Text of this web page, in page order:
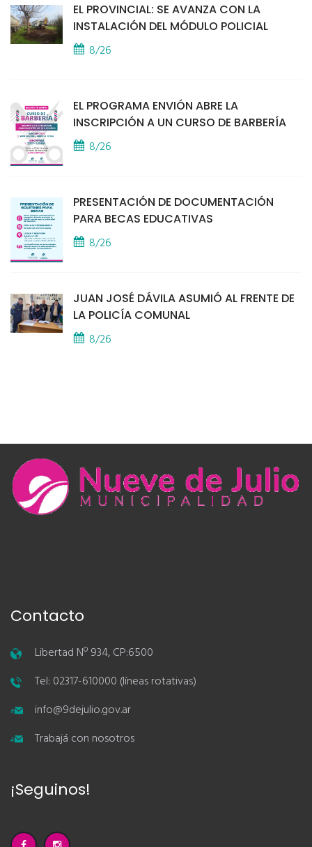
EL PROVINCIAL: SE AVANZA CON LA
INSTALACIÓN DEL MÓDULO POLICIAL
8/26
EL PROGRAMA ENVIÓN ABRE LA
INSCRIPCIÓN A UN CURSO DE BARBERÍA
8/26
PRESENTACIÓN DE DOCUMENTACIÓN
PARA BECAS EDUCATIVAS
8/26
JUAN JOSÉ DÁVILA ASUMIÓ AL FRENTE DE
LA POLICÍA COMUNAL
8/26
Contacto
Libertad Nº 934, CP:6500
Tel: 02317-610000 (líneas rotativas)
info@9dejulio.gov.ar
Trabajá con nosotros
¡Seguinos!